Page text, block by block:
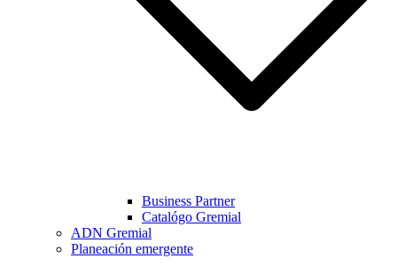
Business Partner
Catalógo Gremial
ADN Gremial
Planeación emergente